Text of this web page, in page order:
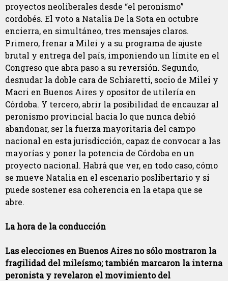
proyectos neoliberales desde “el peronismo”
cordobés. El voto a Natalia De la Sota en octubre
encierra, en simultáneo, tres mensajes claros.
Primero, frenar a Milei y a su programa de ajuste
brutal y entrega del país, imponiendo un límite en el
Congreso que abra paso a su reversión. Segundo,
desnudar la doble cara de Schiaretti, socio de Milei y
Macri en Buenos Aires y opositor de utilería en
Córdoba. Y tercero, abrir la posibilidad de encauzar al
peronismo provincial hacia lo que nunca debió
abandonar, ser la fuerza mayoritaria del campo
nacional en esta jurisdicción, capaz de convocar a las
mayorías y poner la potencia de Córdoba en un
proyecto nacional. Habrá que ver, en todo caso, cómo
se mueve Natalia en el escenario poslibertario y si
puede sostener esa coherencia en la etapa que se
abre.
La hora de la conducción
Las elecciones en Buenos Aires no sólo mostraron la
fragilidad del mileísmo; también marcaron la interna
peronista y revelaron el movimiento del